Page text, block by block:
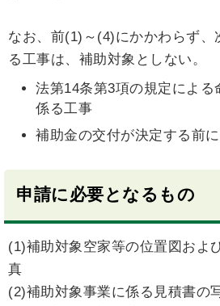
なお、前(1)～(4)にかかわらず、
る工事は、補助対象としない。
法第14条第3項の規定による
係る工事
補助金の交付が決定する前
申請に必要となるもの
(1)補助対象空家等の位置図およ
真
(2)補助対象事業に係る見積書の